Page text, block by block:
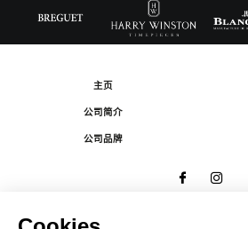
主页
公司简介
公司品牌